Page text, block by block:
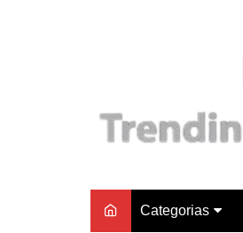
Categorias